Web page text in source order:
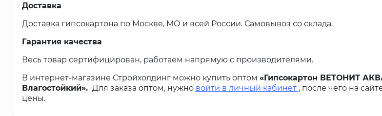
Доставка
Доставка гипсокартона по Москве, МО и всей России. Самовывоз со склада.
Гарантия качества
Весь товар сертифицирован, работаем напрямую с производителями.
В интернет-магазине Стройхолдинг можно купить оптом «Гипсокартон ВЕТОНИТ
Влагостойкий». Для заказа оптом, нужно войти в личный кабинет , после чего на
цены.